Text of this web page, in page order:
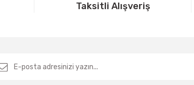
Taksitli Alışveriş